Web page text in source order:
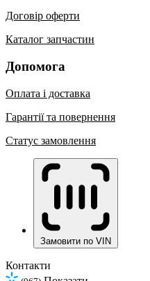
Договір оферти
Каталог запчастин
Допомога
Оплата і доставка
Гарантії та повернення
Статус замовлення
Замовити по VIN
Контакти